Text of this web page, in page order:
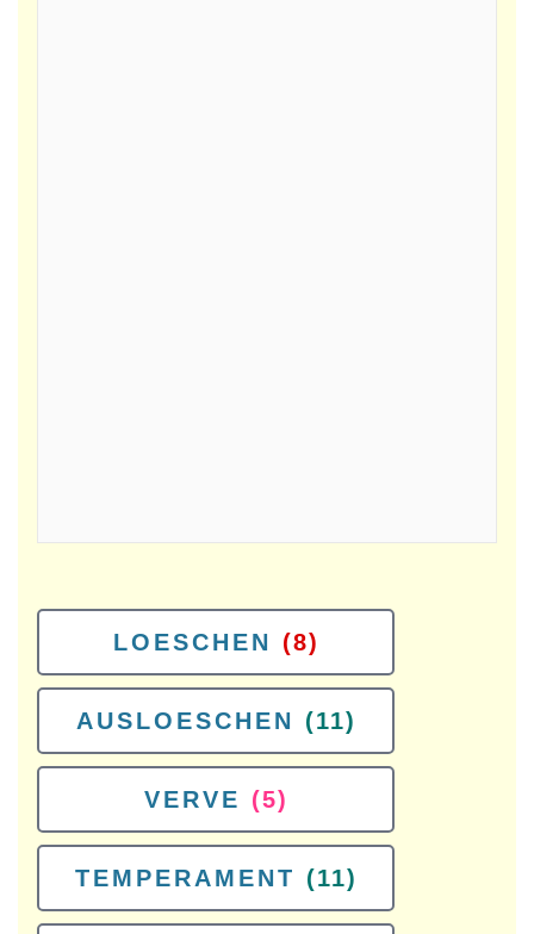
LOESCHEN (8)
AUSLOESCHEN (11)
VERVE (5)
TEMPERAMENT (11)